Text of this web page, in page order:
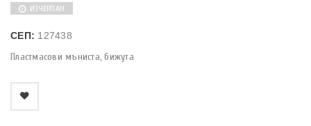
ИЗЧЕРПАН
СЕП: 127438
Пластмасови мъниста, бижута